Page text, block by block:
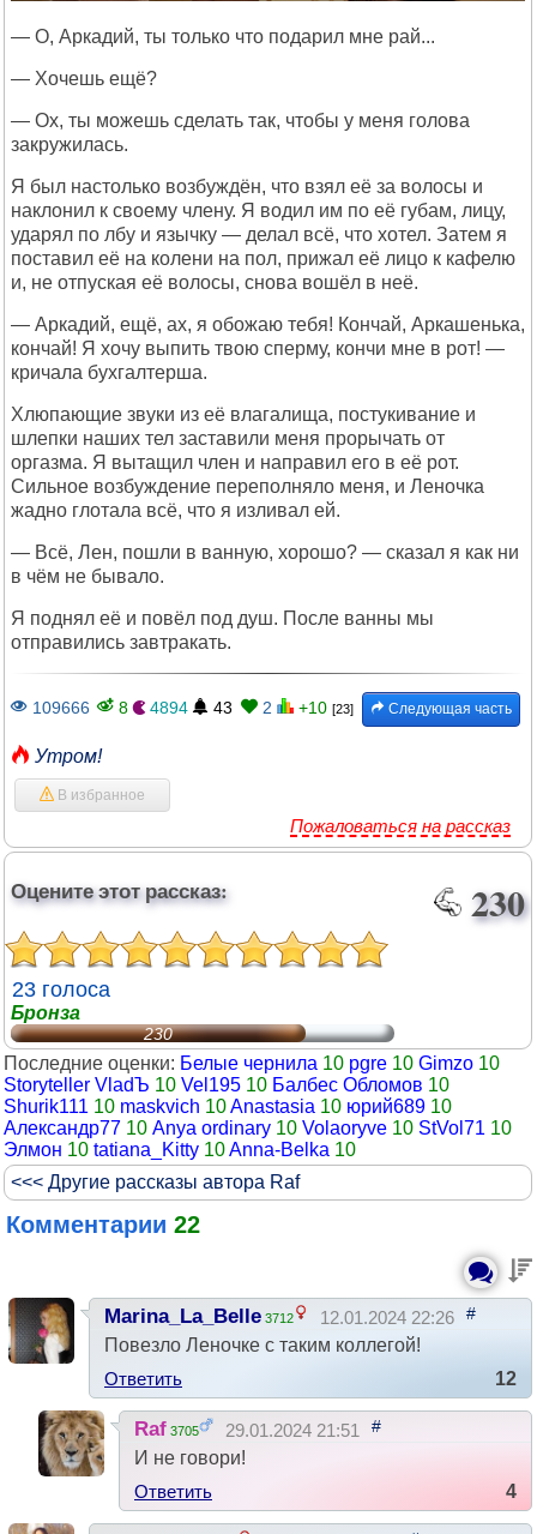
— О, Аркадий, ты только что подарил мне рай...
— Хочешь ещё?
— Ох, ты можешь сделать так, чтобы у меня голова
закружилась.
Я был настолько возбуждён, что взял её за волосы и
наклонил к своему члену. Я водил им по её губам, лицу,
ударял по лбу и язычку — делал всё, что хотел. Затем я
поставил её на колени на пол, прижал её лицо к кафелю
и, не отпуская её волосы, снова вошёл в неё.
— Аркадий, ещё, ах, я обожаю тебя! Кончай, Аркашенька,
кончай! Я хочу выпить твою сперму, кончи мне в рот! —
кричала бухгалтерша.
Хлюпающие звуки из её влагалища, постукивание и
шлепки наших тел заставили меня прорычать от
оргазма. Я вытащил член и направил его в её рот.
Сильное возбуждение переполняло меня, и Леночка
жадно глотала всё, что я изливал ей.
— Всё, Лен, пошли в ванную, хорошо? — сказал я как ни
в чём не бывало.
Я поднял её и повёл под душ. После ванны мы
отправились завтракать.
109666 8 4894 43 2 +10 [23] Следующая часть
Утром!
В избранное
Пожаловаться на рассказ
Оцените этот рассказ: 230
23 голоса
Бронза
230
Последние оценки: Белые чернила 10 pgre 10 Gimzo 10
Storyteller VladЪ 10 Vel195 10 Балбес Обломов 10
Shurik111 10 maskvich 10Anastasia 10 юрий689 10
Александр77 10 Anya ordinary 10 Volaoryve 10 StVol71 10
Элмон 10 tatiana_Kitty 10Anna-Belka 10
<<< Другие рассказы автора Raf
Комментарии 22
Marina_La_Belle 3712 12.01.2024 22:26 #
Повезло Леночке с таким коллегой!
Ответить
12
Raf 3705 29.01.2024 21:51 #
И не говори!
Ответить
4